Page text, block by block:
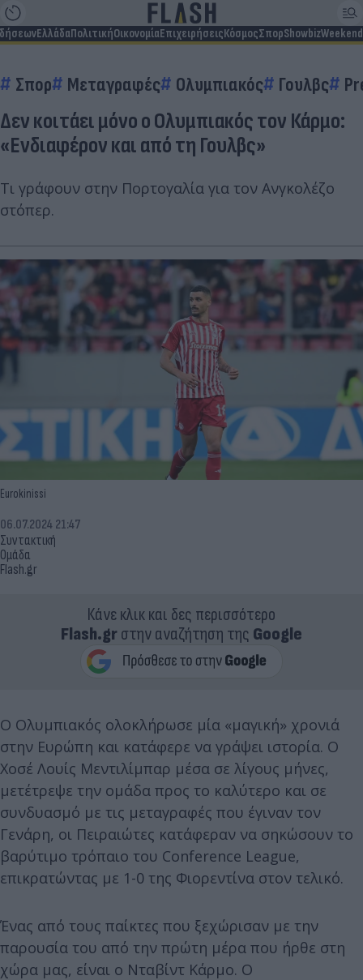
ΕλλάδαΠολιτικήΟικονομίαΕπιχειρήσειςΚόσμοςΣπορShowbizWeekend
Σπορ Μεταγραφές Ολυμπιακός Γουλβς
Δεν κοιτάει μόνο ο Ολυμπιακός τον Κάρμο:
«Ενδιαφέρον και από τη Γουλβς»
Τι γράφουν στην Πορτογαλία για τον Ανγκολέζο
στόπερ.
Eurokinissi
Συντακτική
Ομάδα
Flash.gr
06.07.2024 21:47
Κάνε κλικ και δες περισσότερο
Flash.grστην αναζήτηση της Google
Ο Ολυμπιακός ολοκλήρωσε μία «μαγική» χρονιά
στην Ευρώπη και κατάφερε να γράψει ιστορία. Ο
Χοσέ Λουίς Μεντιλίμπαρ μέσα σε λίγους μήνες,
μετέτρεψε την ομάδα προς το καλύτερο και σε
συνδυασμό με τις μεταγραφές που έγιναν τον
Γενάρη, οι Πειραιώτες κατάφεραν να σηκώσουν το
βαρύτιμο τρόπαιο του Conference League,
επικρατώντας με 1-0 της Φιορεντίνα στον τελικό.
Ένας από τους παίκτες που ξεχώρισαν με την
παρουσία του από την πρώτη μέρα που ήρθε στη
χώρα μας, είναι ο Νταβίντ Κάρμο. Ο